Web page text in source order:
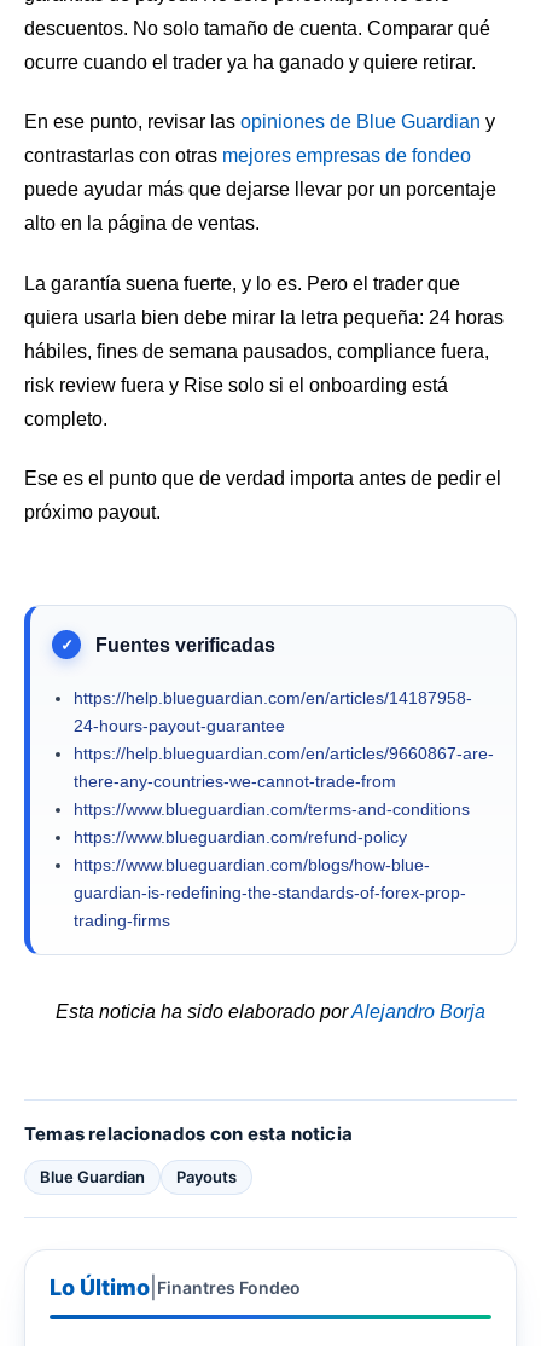
descuentos. No solo tamaño de cuenta. Comparar qué
ocurre cuando el trader ya ha ganado y quiere retirar.
En ese punto, revisar las opiniones de Blue Guardian y
contrastarlas con otras mejores empresas de fondeo
puede ayudar más que dejarse llevar por un porcentaje
alto en la página de ventas.
La garantía suena fuerte, y lo es. Pero el trader que
quiera usarla bien debe mirar la letra pequeña: 24 horas
hábiles, fines de semana pausados, compliance fuera,
risk review fuera y Rise solo si el onboarding está
completo.
Ese es el punto que de verdad importa antes de pedir el
próximo payout.
https://help.blueguardian.com/en/articles/14187958-
24-hours-payout-guarantee
https://help.blueguardian.com/en/articles/9660867-are-
there-any-countries-we-cannot-trade-from
https://www.blueguardian.com/terms-and-conditions
https://www.blueguardian.com/refund-policy
https://www.blueguardian.com/blogs/how-blue-
guardian-is-redefining-the-standards-of-forex-prop-
trading-firms
Esta noticia ha sido elaborado porAlejandro Borja
Temas relacionados con esta noticia
Blue Guardian Payouts
Lo Último Finantres Fondeo